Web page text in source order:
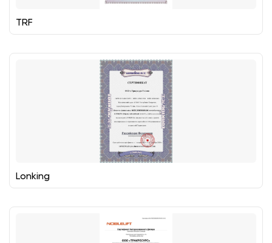
TRF
Lonking